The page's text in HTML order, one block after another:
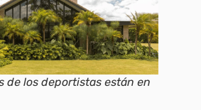
de los deportistas están en